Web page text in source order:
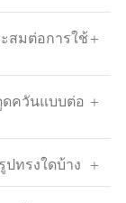
สมต่อการใช้
ดควันแบบต่อ
ปทรงใดบ้าง